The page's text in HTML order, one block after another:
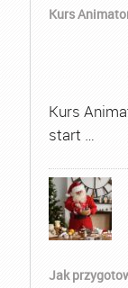
Kurs
Kurs
start …
Jak